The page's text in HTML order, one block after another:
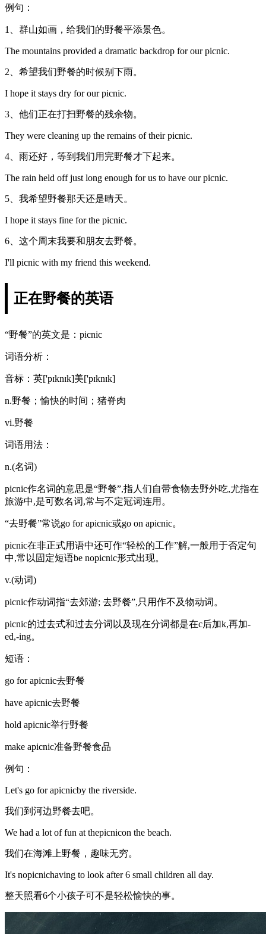
例句：
1、群山如画，给我们的野餐平添景色。
The mountains provided a dramatic backdrop for our picnic.
2、希望我们野餐的时候别下雨。
I hope it stays dry for our picnic.
3、他们正在打扫野餐的残余物。
They were cleaning up the remains of their picnic.
4、雨还好，等到我们用完野餐才下起来。
The rain held off just long enough for us to have our picnic.
5、我希望野餐那天还是晴天。
I hope it stays fine for the picnic.
6、这个周末我要和朋友去野餐。
I'll picnic with my friend this weekend.
正在野餐的英语
“野餐”的英文是：picnic
词语分析：
音标：英['pɪknɪk]美['pɪknɪk]
n.野餐；愉快的时间；猪脊肉
vi.野餐
词语用法：
n.(名词)
picnic作名词的意思是“野餐”,指人们自带食物去野外吃,尤指在
旅游中,是可数名词,常与不定冠词连用。
“去野餐”常说go for apicnic或go on apicnic。
picnic在非正式用语中还可作“轻松的工作”解,一般用于否定句
中,常以固定短语be nopicnic形式出现。
v.(动词)
picnic作动词指“去郊游; 去野餐”,只用作不及物动词。
picnic的过去式和过去分词以及现在分词都是在c后加k,再加-
ed,-ing。
短语：
go for apicnic去野餐
have apicnic去野餐
hold apicnic举行野餐
make apicnic准备野餐食品
例句：
Let's go for apicnicby the riverside.
我们到河边野餐去吧。
We had a lot of fun at thepicnicon the beach.
我们在海滩上野餐，趣味无穷。
It's nopicnichaving to look after 6 small children all day.
整天照看6个小孩子可不是轻松愉快的事。